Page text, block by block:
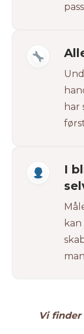
har
I
Vi finder